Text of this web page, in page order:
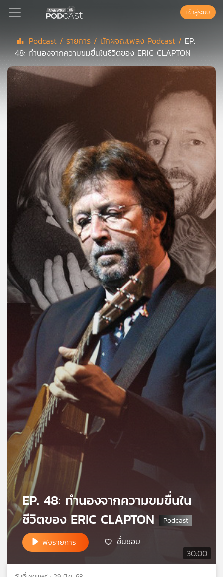
Podcast
สต์
คุณ
บทความ
กิจกรรม
เกี่ยว
เรา
เครือ
ข่าย
วิทยุ
ไทย
พี
บี
เอส
แผนที่
วิทยุ
เข้าสู่ระบบ
Podcast / รายการ / นักผจญเพลง Podcast / EP.
48: ทำนองจากความขมขื่นในชีวิตของ ERIC CLAPTON
30:00
EP. 48: ทำนองจากความขมขื่นใน
ชีวิตของ ERIC CLAPTON
ฟังรายการ ชื่นชอบ